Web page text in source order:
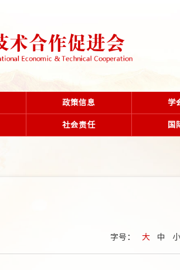
政策信息 学
社会责任 国
字号： 大 中 小